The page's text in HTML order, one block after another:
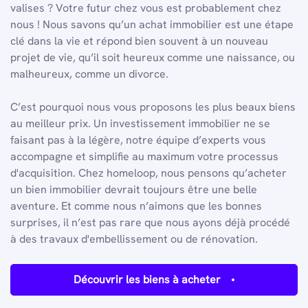
valises ? Votre futur chez vous est probablement chez
nous ! Nous savons qu’un achat immobilier est une étape
clé dans la vie et répond bien souvent à un nouveau
projet de vie, qu’il soit heureux comme une naissance, ou
malheureux, comme un divorce.
C’est pourquoi nous vous proposons les plus beaux biens
au meilleur prix. Un investissement immobilier ne se
faisant pas à la légère, notre équipe d’experts vous
accompagne et simplifie au maximum votre processus
d'acquisition. Chez homeloop, nous pensons qu’acheter
un bien immobilier devrait toujours être une belle
aventure. Et comme nous n’aimons que les bonnes
surprises, il n’est pas rare que nous ayons déjà procédé
à des travaux d'embellissement ou de rénovation.
Découvrir les biens à acheter